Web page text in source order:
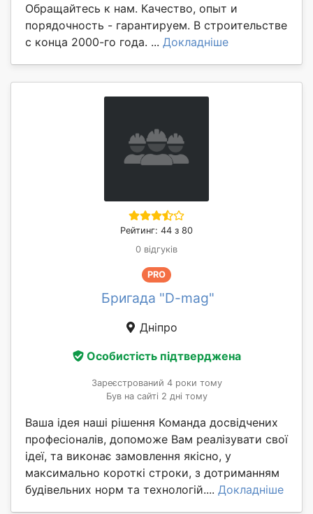
Обращайтесь к нам. Качество, опыт и
порядочность - гарантируем. В строительстве
с конца 2000-го года. ... Докладніше
Рейтинг: 44 з 80
0 відгуків
PRO
Бригада "D-mag"
Дніпро
Особистість підтверджена
Зареєстрований 4 роки тому
Був на сайті 2 дні тому
Ваша ідея наші рішення Команда досвідчених
професіоналів, допоможе Вам реалізувати свої
ідеї, та виконає замовлення якісно, у
максимально короткі строки, з дотриманням
будівельних норм та технологій.... Докладніше